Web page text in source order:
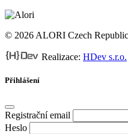
© 2026 ALORI Czech
Realizace: HDev s.r.o.
Přihlášení
Registrační email
Heslo